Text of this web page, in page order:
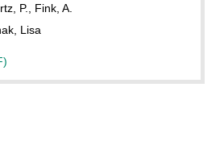
P., Fink, A.
Lisa